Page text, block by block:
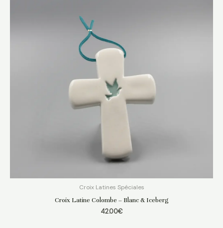
Croix Latines Spéciales
Croix Latine Colombe – Blanc & Iceberg
42.00€